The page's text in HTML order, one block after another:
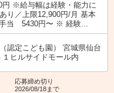
円 ※給与幅は経験・能力に
り／上限12,900円/月 基本
当 5430円〜 ※ 経験...
認定こども園） 宮城県仙台
ヒルサイドモール内
応募締め切り
2026/08/18まで